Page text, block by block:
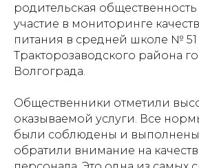
родительская
участие в мониторинге
питания в средней школе № 51
Тракторозаводского района
Волгограда.
Общественники отметили
оказываемой услуги. Все
были соблюдены и
обратили внимание на